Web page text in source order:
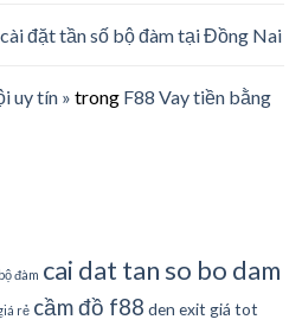
đặt tần số bộ đàm tại Đồng Nai
uy tín » trong F88 Vay tiền bằng
bộ đàm cai dat tan so bo dam
rẻ cầm đồ f88 den exit giá tot